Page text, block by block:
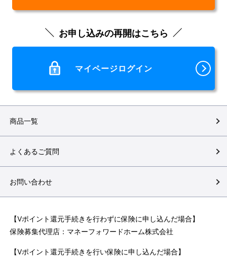
お申し込みの再開はこちら
マイページログイン
商品一覧
よくあるご質問
お問い合わせ
【Vポイント還元手続きを行わずに保険に申し込んだ場合】
保険募集代理店：マネーフォワードホーム株式会社
【Vポイント還元手続きを行い保険に申し込んだ場合】